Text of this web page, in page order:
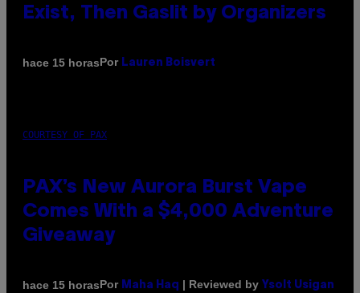
Exist, Then Gaslit by Organizers
hace 15 horasPor Lauren Boisvert
COURTESY OF PAX
PAX’s New Aurora Burst Vape
Comes With a $4,000 Adventure
Giveaway
hace 15 horasPor Maha Haq | Reviewed by Ysolt Usigan